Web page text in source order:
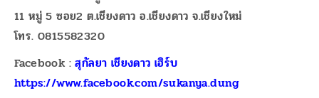
11 หมู่ 5 ซอย2 ต.เชียงดาว อ.เชียงดาว จ.เชียงใหม่
โทร. 0815582320
Facebook :สุกัลยา เชียงดาว เฮิร์บ
https://www.facebook.com/sukanya.dung